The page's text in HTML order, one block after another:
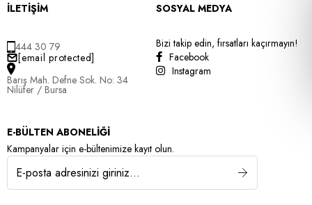
İLETİŞİM
444 30 79
[email protected]
Barış Mah. Defne Sok. No: 34
Nilüfer / Bursa
SOSYAL MEDYA
Bizi takip edin, fırsatları kaçırmayın!
Facebook
Instagram
E-BÜLTEN ABONELİĞİ
Kampanyalar için e-bültenimize kayıt olun.